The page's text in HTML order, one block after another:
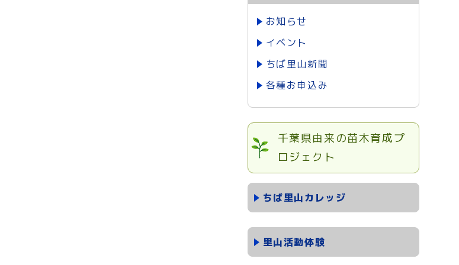
お知らせ
イベント
ちば里山新聞
各種お申込み
千葉県由来の苗木育成プ
ロジェクト
ちば里山カレッジ
里山活動体験